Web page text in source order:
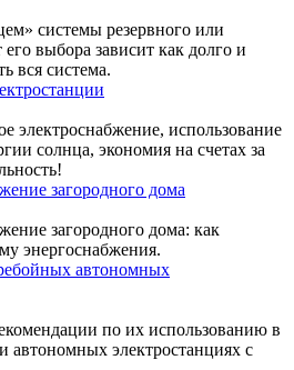
системы резервного или
выбора зависит как долго и
вся система.
электроснабжение, использование
солнца, экономия на счетах за
загородного дома
загородного дома: как
энергоснабжения.
автономных
по их использованию в
электростанциях с